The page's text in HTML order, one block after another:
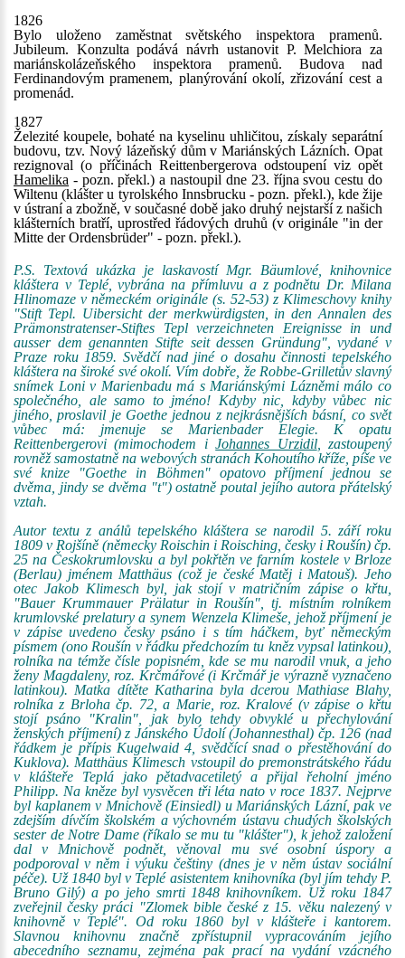
1826
Bylo uloženo zaměstnat světského inspektora pramenů.
Jubileum. Konzulta podává návrh ustanovit P. Melchiora za
mariánskolázeňského inspektora pramenů. Budova nad
Ferdinandovým pramenem, planýrování okolí, zřizování cest a
promenád.
1827
Železité koupele, bohaté na kyselinu uhličitou, získaly separátní
budovu, tzv. Nový lázeňský dům v Mariánských Lázních. Opat
rezignoval (o příčinách Reittenbergerova odstoupení viz opět
Hamelika - pozn. překl.) a nastoupil dne 23. října svou cestu do
Wiltenu (klášter u tyrolského Innsbrucku - pozn. překl.), kde žije
v ústraní a zbožně, v současné době jako druhý nejstarší z našich
klášterních bratří, uprostřed řádových druhů (v originále "in der
Mitte der Ordensbrüder" - pozn. překl.).
P.S. Textová ukázka je laskavostí Mgr. Bäumlové, knihovnice
kláštera v Teplé, vybrána na přímluvu a z podnětu Dr. Milana
Hlinomaze v německém originále (s. 52-53) z Klimeschovy knihy
"Stift Tepl. Uibersicht der merkwürdigsten, in den Annalen des
Prämonstratenser-Stiftes Tepl verzeichneten Ereignisse in und
ausser dem genannten Stifte seit dessen Gründung", vydané v
Praze roku 1859. Svědčí nad jiné o dosahu činnosti tepelského
kláštera na široké své okolí. Vím dobře, že Robbe-Grilletův slavný
snímek Loni v Marienbadu má s Mariánskými Lázněmi málo co
společného, ale samo to jméno! Kdyby nic, kdyby vůbec nic
jiného, proslavil je Goethe jednou z nejkrásnějších básní, co svět
vůbec má: jmenuje se Marienbader Elegie. K opatu
Reittenbergerovi (mimochodem iJohannes Urzidil, zastoupený
rovněž samostatně na webových stranách Kohoutího kříže, píše ve
své knize "Goethe in Böhmen" opatovo příjmení jednou se
dvěma, jindy se dvěma "t") ostatně poutal jejího autora přátelský
vztah.
Autor textu z análů tepelského kláštera se narodil 5. září roku
1809 v Rojšíně (německy Roischin i Roisching, česky i Roušín) čp.
25 na Českokrumlovsku a byl pokřtěn ve farním kostele v Brloze
(Berlau) jménem Matthäus (což je české Matěj i Matouš). Jeho
otec Jakob Klimesch byl, jak stojí v matričním zápise o křtu,
"Bauer Krummauer Prälatur in Roušín", tj. místním rolníkem
krumlovské prelatury a synem Wenzela Klimeše, jehož příjmení je
v zápise uvedeno česky psáno i s tím háčkem, byť německým
písmem (ono Roušín v řádku předchozím tu kněz vypsal latinkou),
rolníka na témže čísle popisném, kde se mu narodil vnuk, a jeho
ženy Magdaleny, roz. Krčmářové (i Krčmář je výrazně vyznačeno
latinkou). Matka dítěte Katharina byla dcerou Mathiase Blahy,
rolníka z Brloha čp. 72, a Marie, roz. Kralové (v zápise o křtu
stojí psáno "Kralin", jak bylo tehdy obvyklé u přechylování
ženských příjmení) z Jánského Údolí (Johannesthal) čp. 126 (nad
řádkem je přípis Kugelwaid 4, svědčící snad o přestěhování do
Kuklova). Matthäus Klimesch vstoupil do premonstrátského řádu
v klášteře Teplá jako pětadvacetiletý a přijal řeholní jméno
Philipp. Na kněze byl vysvěcen tři léta nato v roce 1837. Nejprve
byl kaplanem v Mnichově (Einsiedl) u Mariánských Lázní, pak ve
zdejším dívčím školském a výchovném ústavu chudých školských
sester de Notre Dame (říkalo se mu tu "klášter"), k jehož založení
dal v Mnichově podnět, věnoval mu své osobní úspory a
podporoval v něm i výuku češtiny (dnes je v něm ústav sociální
péče). Už 1840 byl v Teplé asistentem knihovníka (byl jím tehdy P.
Bruno Gilý) a po jeho smrti 1848 knihovníkem. Už roku 1847
zveřejnil česky práci "Zlomek bible české z 15. věku nalezený v
knihovně v Teplé". Od roku 1860 byl v klášteře i kantorem.
Slavnou knihovnu značně zpřístupnil vypracováním jejího
abecedního seznamu, zejména pak prací na vydání vzácného